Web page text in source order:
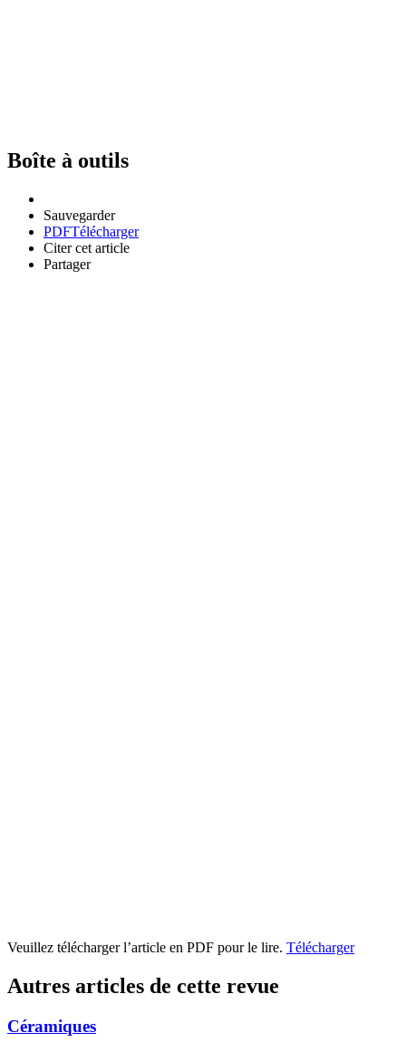
Boîte à outils
Sauvegarder
PDFTélécharger
Citer cet article
Partager
Veuillez télécharger l’article en PDF pour le lire. Télécharger
Autres articles de cette revue
Céramiques